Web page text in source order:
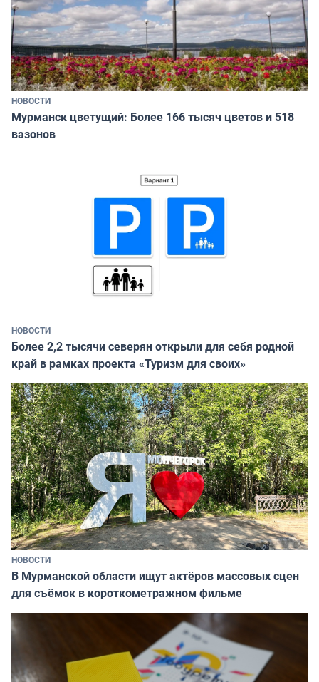
НОВОСТИ
Мурманск цветущий: Более 166 тысяч цветов и 518
вазонов
НОВОСТИ
Более 2,2 тысячи северян открыли для себя родной
край в рамках проекта «Туризм для своих»
НОВОСТИ
В Мурманской области ищут актёров массовых сцен
для съёмок в короткометражном фильме